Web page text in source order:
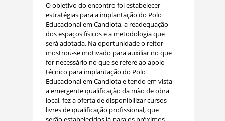
O objetivo do encontro foi estabelecer
estratégias para a implantação do Polo
Educacional em Candiota, a readequação
dos espaços físicos e a metodologia que
será adotada. Na oportunidade o reitor
mostrou-se motivado para auxiliar no que
for necessário no que se refere ao apoio
técnico para implantação do Polo
Educacional em Candiota e tendo em vista
a emergente qualificação da mão de obra
local, fez a oferta de disponibilizar cursos
livres de qualificação profissional, que